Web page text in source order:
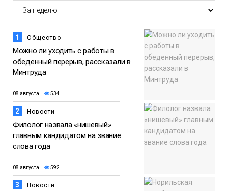
Новости
1 Общество
Можно ли уходить с работы в
обеденный перерыв, рассказали в
Минтруда
08 августа 534
2 Новости
Филолог назвала «нишевый»
главным кандидатом на звание
слова года
08 августа 592
3 Новости